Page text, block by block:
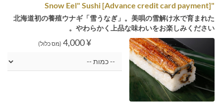
"Snow Eel" Sushi [Advance credit card payment]
北海道初の養殖ウナギ「雪うなぎ」。美唄の雪解け水で育まれた
やわらかく上品な味わいをお楽しみください。
¥ 4,000 (מס כלול)